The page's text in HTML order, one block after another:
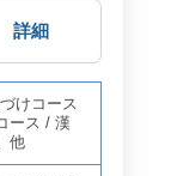
詳細
けコース
ース /漢
他